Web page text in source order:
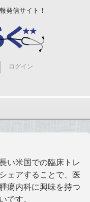
発信サイト！
ログイン
い米国での臨床トレ
ェアすることで、医
瘍内科に興味を持つ
です。